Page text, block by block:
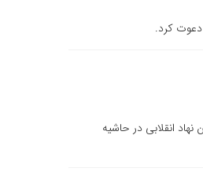
دعوت کرد.
نهاد انقلابی در حاشیه